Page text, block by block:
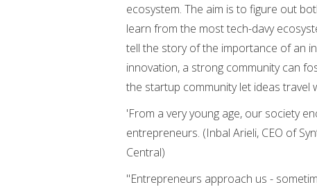
ecosystem. The aim is to figure out
learn from the most tech-davy
tell the story of the importance of an
innovation, a strong community can
the startup community let ideas travel
'From a very young age, our society
entrepreneurs. (Inbal Arieli, CEO of
Central)
''Entrepreneurs approach us -